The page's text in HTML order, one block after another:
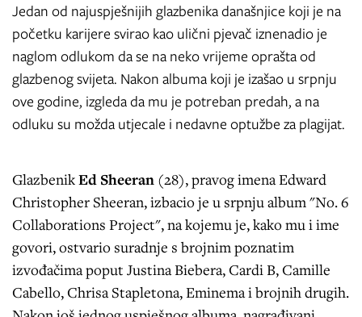
Jedan od najuspješnijih glazbenika današnjice koji je na
početku karijere svirao kao ulični pjevač iznenadio je
naglom odlukom da se na neko vrijeme oprašta od
glazbenog svijeta. Nakon albuma koji je izašao u srpnju
ove godine, izgleda da mu je potreban predah, a na
odluku su možda utjecale i nedavne optužbe za plagijat.
GlazbenikEd Sheeran (28), pravog imena Edward
Christopher Sheeran, izbacio je u srpnju album "No. 6
Collaborations Project", na kojemu je, kako mu i ime
govori, ostvario suradnje s brojnim poznatim
izvođačima poput Justina Biebera, Cardi B, Camille
Cabello, Chrisa Stapletona, Eminema i brojnih drugih.